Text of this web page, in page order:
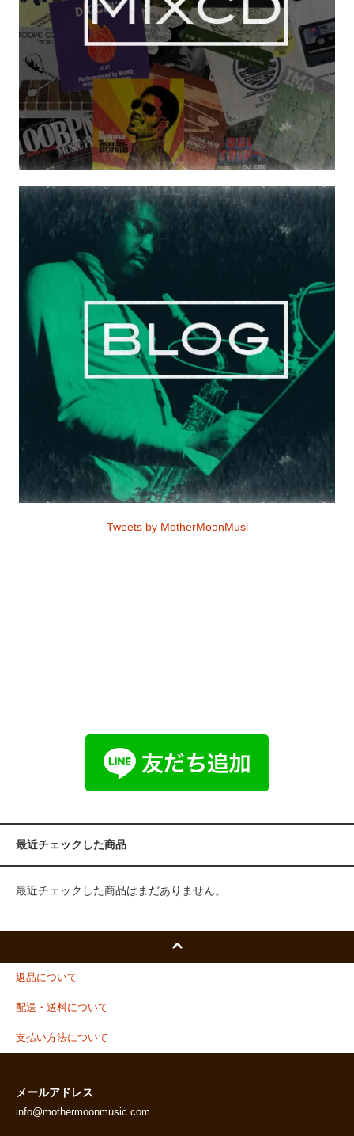
Tweets by MotherMoonMusi
最近チェックした商品
最近チェックした商品はまだありません。
返品について
配送・送料について
支払い方法について
メールアドレス
info@mothermoonmusic.com